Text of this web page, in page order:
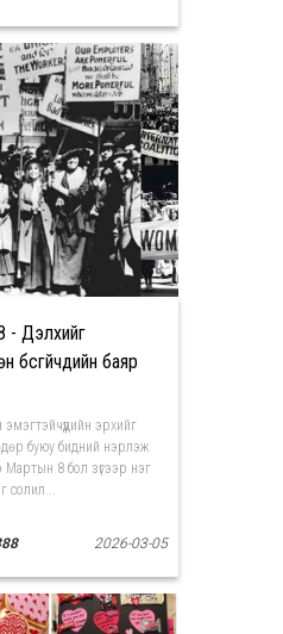
- Дэлхийг
баяр
эрхийг
буюу бидний нэрлэж
Мартын 8 бол зүгээр нэг
солил...
2026-03-05